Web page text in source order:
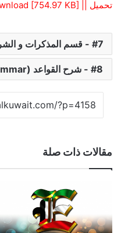
تحميل || Download [754.97 KB]
7 - قسم المذكرات و الشروحات
8 - شرح القواعد (Grammar)
مقالات ذات صلة